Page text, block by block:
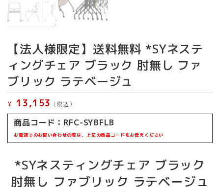
【法人様限定】送料無料 *SYネステ
ィングチェア ブラック 肘無し ファ
ブリック ラテベージュ
¥ 13,153 (税込）
商品コード： RFC-SYBFLB
お電話でのお問い合わせの際は、上記の商品コードをお伝えください
*SYネスティングチェア ブラック
肘無し ファブリック ラテベージュ